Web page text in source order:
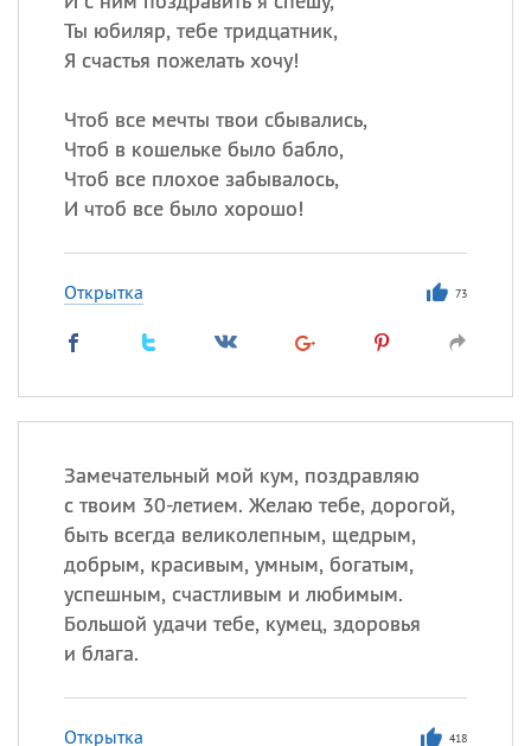
Ты юбиляр, тебе тридцатник,
Я счастья пожелать хочу!
Чтоб все мечты твои сбывались,
Чтоб в кошельке было бабло,
Чтоб все плохое забывалось,
И чтоб все было хорошо!
Открытка 73
Замечательный мой кум, поздравляю
с твоим 30-летием. Желаю тебе, дорогой,
быть всегда великолепным, щедрым,
добрым, красивым, умным, богатым,
успешным, счастливым и любимым.
Большой удачи тебе, кумец, здоровья
и блага.
Открытка 418